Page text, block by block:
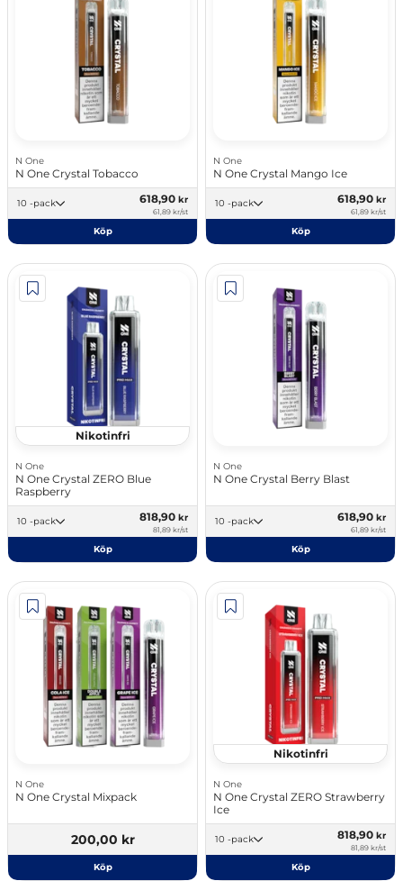
N One
N One Crystal Tobacco
10 -pack 618,90 kr
61,89 kr/st
Köp
N One
N One Crystal Mango Ice
10 -pack 618,90 kr
61,89 kr/st
Köp
Nikotinfri
N One
N One Crystal ZERO Blue
Raspberry
10 -pack 818,90 kr
81,89 kr/st
Köp
N One
N One Crystal Berry Blast
10 -pack 618,90 kr
61,89 kr/st
Köp
N One
N One Crystal Mixpack
200,00 kr
Köp
Nikotinfri
N One
N One Crystal ZERO Strawberry
Ice
10 -pack 818,90 kr
81,89 kr/st
Köp